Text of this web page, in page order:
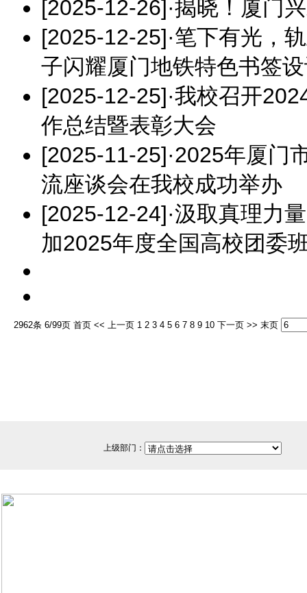
[2025-12-26] ·揭晓！厦门
[2025-12-25]·笔下有光，
子闪耀厦门地铁特色书签
[2025-12-25]·我校召开
作总结暨表彰大会
[2025-11-25]·2025年厦门
流座谈会在我校成功举办​
[2025-12-24]·汲取真理力
加2025年度全国高校团委
2962条 6/99页 首页 << 上一页 1 2 3 4 5 6 7 8 9 10 下一页 >> 末页
上级部门：